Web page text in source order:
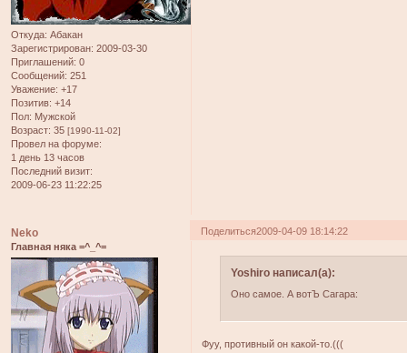
Откуда: Абакан
Зарегистрирован: 2009-03-30
Приглашений: 0
Сообщений: 251
Уважение: +17
Позитив: +14
Пол: Мужской
Возраст: 35 [1990-11-02]
Провел на форуме:
1 день 13 часов
Последний визит:
2009-06-23 11:22:25
Поделиться2009-04-09 18:14:22
Neko
Главная няка =^_^=
Yoshiro написал(а):
Оно самое. А вотЪ Сагара:
Фуу, противный он какой-то.(((